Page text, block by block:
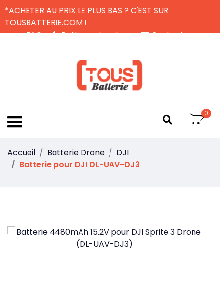
*ACHETER AU PRIX LE PLUS BAS ? C'EST SUR
TOUSBATTERIE.COM !
FAQ
Politique de retour
Contactez-nous
0
Accueil Batterie Drone
DJI
Batterie pour DJI DL-UAV-DJ3